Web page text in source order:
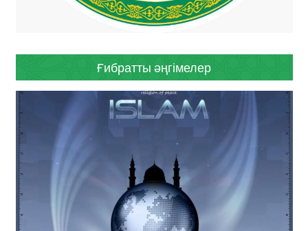
Ғибратты әңгімелер